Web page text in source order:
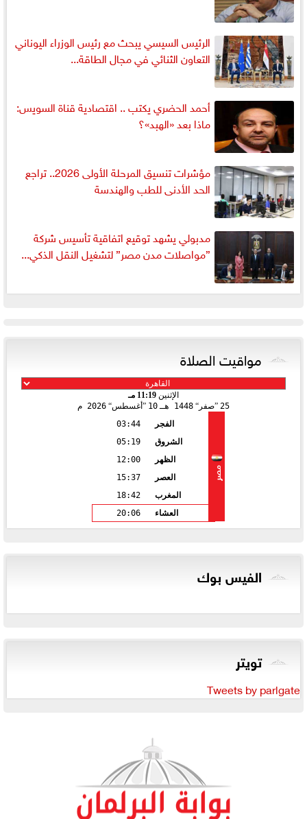
الرئيس السيسي يبحث مع رئيس الوزراء اليوناني
التعاون الثنائي في مجال الطاقة...
أحمد الحضري يكتب .. اقتصادية قناة السويس:
ماذا بعد «الهبد»؟
مؤشرات تنسيق المرحلة الأولى 2026.. تراجع
الحد الأدنى للطب والهندسة
مدبولي يشهد توقيع اتفاقية تأسيس شركة
”مواصلات مدن مصر” لتشغيل النقل الذكي...
مواقيت الصلاة
الإثنين 11:19 مـ
25 صفر 1448 هـ 10 أغسطس 2026 م
مصر
الفجر
03:44
الشروق
05:19
الظهر
12:00
العصر
15:37
المغرب
18:42
العشاء
20:06
الفيس بوك
تويتر
Tweets by parlgate